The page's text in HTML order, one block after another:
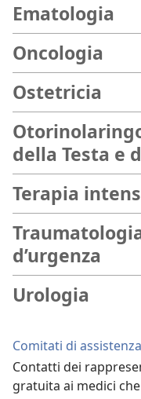
Ematologia
Oncologia
Ostetricia
della Testa e
Terapia
d’urgenza
Urologia
Comitati di
Contatti dei
gratuita ai medici